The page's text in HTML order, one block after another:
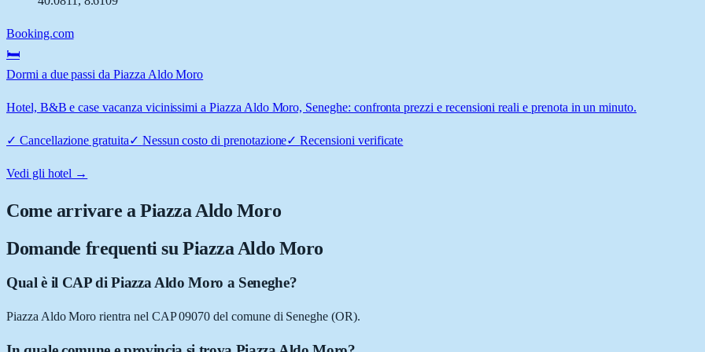
Booking.com
🛏️
Dormi a due passi da Piazza Aldo Moro
Hotel, B&B e case vacanza vicinissimi a Piazza Aldo Moro, Seneghe: confronta prezzi e recensioni reali e prenota in un minuto.
✓ Cancellazione gratuita✓ Nessun costo di prenotazione✓Recensioni verificate
Vedi gli hotel →
Come arrivare aPiazza Aldo Moro
Domande frequenti su Piazza Aldo Moro
Qual è il CAP di Piazza Aldo Moro a Seneghe?
Piazza Aldo Moro rientra nel CAP 09070 del comune di Seneghe (OR).